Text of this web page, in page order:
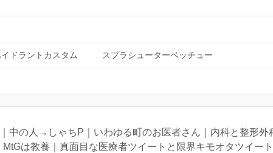
ドラントカスタム スプラシューターベッチュー
中の人→しゃちP｜いわゆる町のお医者さん｜内科と整形外
は教養｜真面目な医療者ツイートと限界キモオタツイー